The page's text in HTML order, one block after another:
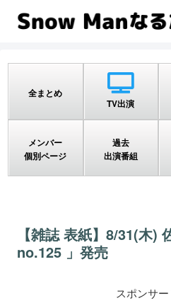
全まとめ
TV出演
メンバー
個別ページ
過去
出演番組
【雑誌 表紙】8/31(木)
no.125 」発売
スポンサ